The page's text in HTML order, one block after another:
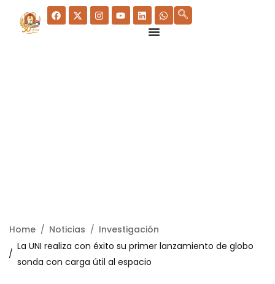
Home Noticias
Investigación
La UNI realiza con éxito su primer lanzamiento de globo
sonda con carga útil al espacio